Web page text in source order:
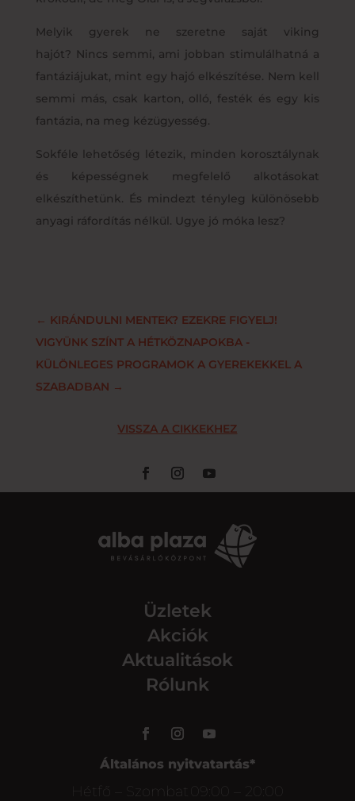
Melyik gyerek ne szeretne saját viking
hajót? Nincs semmi, ami jobban stimulálhatná a
fantáziájukat, mint egy hajó elkészítése. Nem kell
semmi más, csak karton, olló, festék és egy kis
fantázia, na meg kézügyesség.
Sokféle lehetőség létezik, minden korosztálynak
és képességnek megfelelő alkotásokat
elkészíthetünk. És mindezt tényleg különösebb
anyagi ráfordítás nélkül. Ugye jó móka lesz?
← KIRÁNDULNI MENTEK? EZEKRE FIGYELJ!
VIGYÜNK SZÍNT A HÉTKÖZNAPOKBA -
KÜLÖNLEGES PROGRAMOK A GYEREKEKKEL A
SZABADBAN →
VISSZA A CIKKEKHEZ
Üzletek
Akciók
Aktualitások
Rólunk
Általános nyitvatartás*
Hétfő – Szombat 09:00 – 20:00